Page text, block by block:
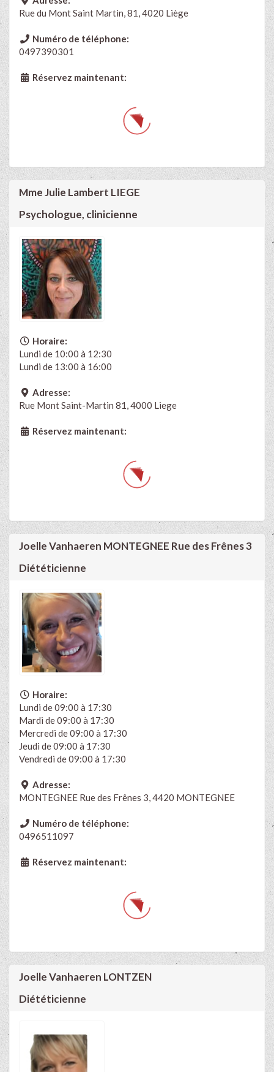
Rue du Mont Saint Martin, 81, 4020 Liège
Numéro de téléphone:
0497390301
Réservez maintenant:
Mme Julie Lambert LIEGE
Psychologue, clinicienne
Horaire:
Lundi de 10:00 à 12:30
Lundi de 13:00 à 16:00
Adresse:
Rue Mont Saint-Martin 81, 4000 Liege
Réservez maintenant:
Joelle Vanhaeren MONTEGNEE Rue des Frênes 3
Diététicienne
Horaire:
Lundi de 09:00 à 17:30
Mardi de 09:00 à 17:30
Mercredi de 09:00 à 17:30
Jeudi de 09:00 à 17:30
Vendredi de 09:00 à 17:30
Adresse:
MONTEGNEE Rue des Frênes 3, 4420 MONTEGNEE
Numéro de téléphone:
0496511097
Réservez maintenant:
Joelle Vanhaeren LONTZEN
Diététicienne